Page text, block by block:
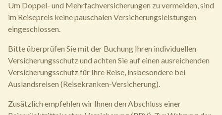
Um Doppel- und Mehrfachversicherungen zu vermeiden, sind
im Reisepreis keine pauschalen Versicherungsleistungen
eingeschlossen.
Bitte überprüfen Sie mit der Buchung Ihren individuellen
Versicherungsschutz und achten Sie auf einen ausreichenden
Versicherungsschutz für Ihre Reise, insbesondere bei
Auslandsreisen (Reisekranken-Versicherung).
Zusätzlich empfehlen wir Ihnen den Abschluss einer